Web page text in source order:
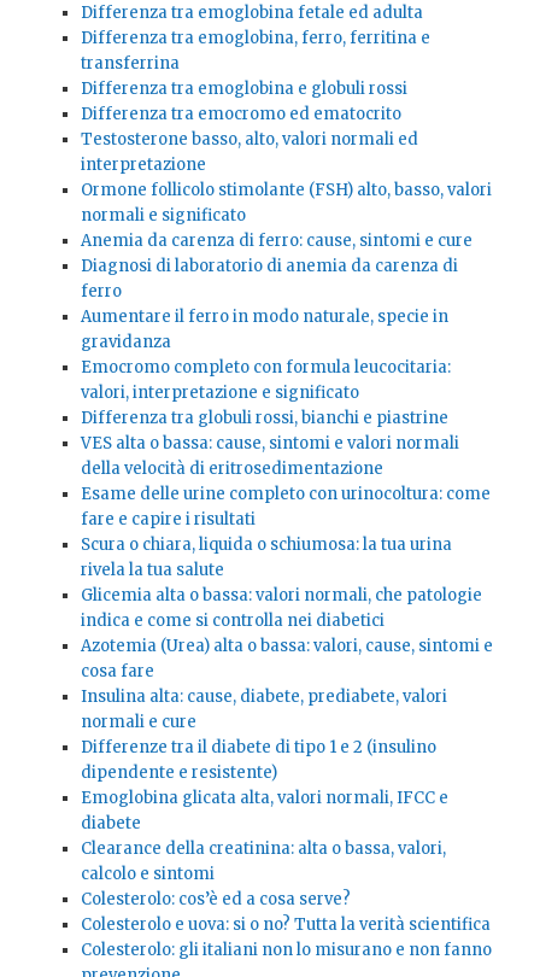
Differenza tra emoglobina fetale ed adulta
Differenza tra emoglobina, ferro, ferritina e
transferrina
Differenza tra emoglobina e globuli rossi
Differenza tra emocromo ed ematocrito
Testosterone basso, alto, valori normali ed
interpretazione
Ormone follicolo stimolante (FSH) alto, basso, valori
normali e significato
Anemia da carenza di ferro: cause, sintomi e cure
Diagnosi di laboratorio di anemia da carenza di
ferro
Aumentare il ferro in modo naturale, specie in
gravidanza
Emocromo completo con formula leucocitaria:
valori, interpretazione e significato
Differenza tra globuli rossi, bianchi e piastrine
VES alta o bassa: cause, sintomi e valori normali
della velocità di eritrosedimentazione
Esame delle urine completo con urinocoltura: come
fare e capire i risultati
Scura o chiara, liquida o schiumosa: la tua urina
rivela la tua salute
Glicemia alta o bassa: valori normali, che patologie
indica e come si controlla nei diabetici
Azotemia (Urea) alta o bassa: valori, cause, sintomi e
cosa fare
Insulina alta: cause, diabete, prediabete, valori
normali e cure
Differenze tra il diabete di tipo 1 e 2 (insulino
dipendente e resistente)
Emoglobina glicata alta, valori normali, IFCC e
diabete
Clearance della creatinina: alta o bassa, valori,
calcolo e sintomi
Colesterolo: cos’è ed a cosa serve?
Colesterolo e uova: si o no? Tutta la verità scientifica
Colesterolo: gli italiani non lo misurano e non fanno